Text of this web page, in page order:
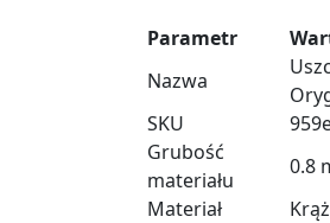
Parametr
Nazwa
SKU
Grubość
materiału
0.8
Materiał